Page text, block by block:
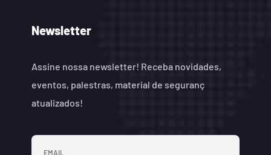
Newsletter
Assine nossa newsletter! Receba novidades,
eventos, palestras, material de seguranç
atualizados!